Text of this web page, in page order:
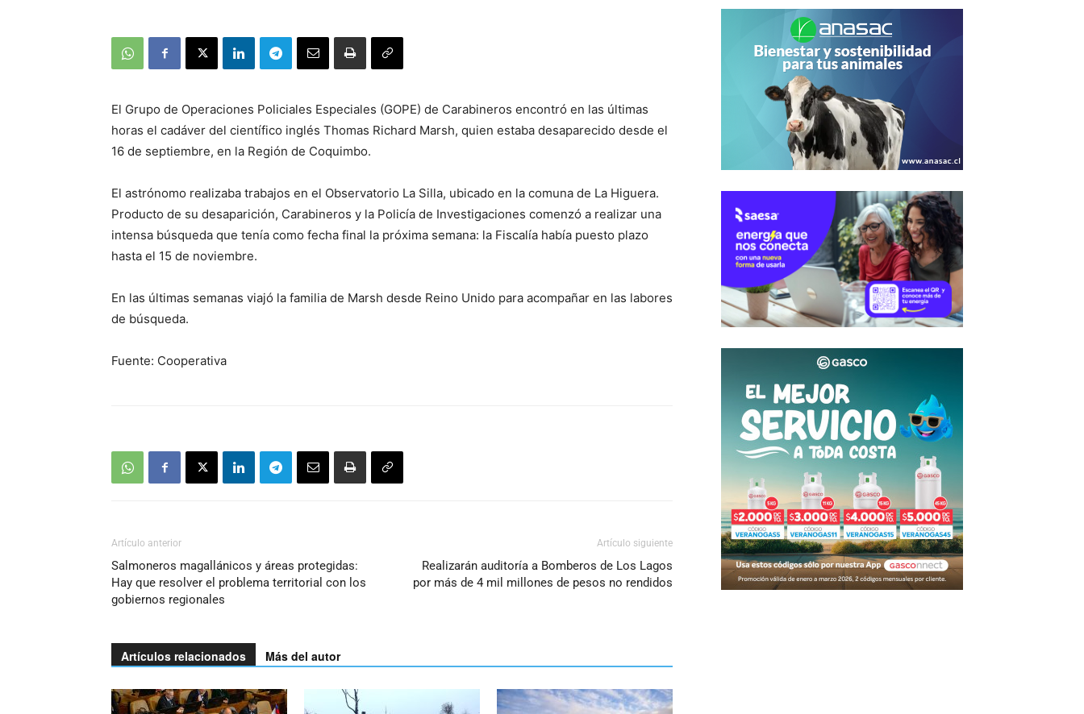
El Grupo de Operaciones Policiales Especiales (GOPE) de Carabineros encontró en las últimas
horas el cadáver del científico inglés Thomas Richard Marsh, quien estaba desaparecido desde el
16 de septiembre, en la Región de Coquimbo.
El astrónomo realizaba trabajos en el Observatorio La Silla, ubicado en la comuna de La Higuera.
Producto de su desaparición, Carabineros y la Policía de Investigaciones comenzó a realizar una
intensa búsqueda que tenía como fecha final la próxima semana: la Fiscalía había puesto plazo
hasta el 15 de noviembre.
En las últimas semanas viajó la familia de Marsh desde Reino Unido para acompañar en las labores
de búsqueda.
Fuente: Cooperativa
Artículo anterior
Salmoneros magallánicos y áreas protegidas:
Hay que resolver el problema territorial con los
gobiernos regionales
Artículo siguiente
Realizarán auditoría a Bomberos de Los Lagos
por más de 4 mil millones de pesos no rendidos
Artículos relacionados Más del autor